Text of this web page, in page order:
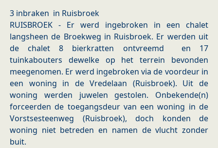
3 inbraken in Ruisbroek
RUISBROEK - Er werd ingebroken in een chalet
langsheen de Broekweg in Ruisbroek. Er werden uit
de chalet 8 bierkratten ontvreemd en 17
tuinkabouters dewelke op het terrein bevonden
meegenomen. Er werd ingebroken via de voordeur in
een woning in de Vredelaan (Ruisbroek). Uit de
woning werden juwelen gestolen. Onbekende(n)
forceerden de toegangsdeur van een woning in de
Vorstsesteenweg (Ruisbroek), doch konden de
woning niet betreden en namen de vlucht zonder
buit.